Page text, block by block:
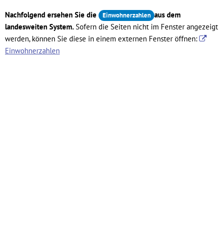
Nachfolgend ersehen Sie die Einwohnerzahlen aus dem
landesweiten System. Sofern die Seiten nicht im Fenster angezeigt
werden, können Sie diese in einem externen Fenster öffnen:
Einwohnerzahlen